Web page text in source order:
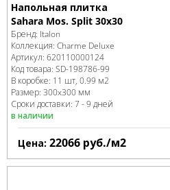
Напольная плитка
Sahara Mos. Split 30x30
Бренд: Italon
Коллекция: Charme Deluxe
Артикул: 620110000124
Код товара: SD-198786-99
В коробке: 11 шт, 0.99 м2
Размер: 300x300 мм
Сроки доставки: 7 - 9 дней
в наличии
Цена: 22066 руб./м2